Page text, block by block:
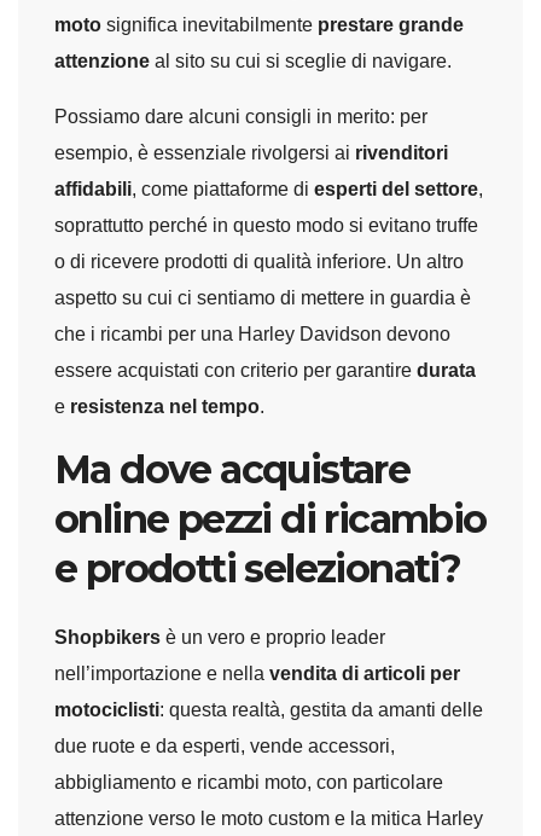
moto significa inevitabilmente prestare grande
attenzione al sito su cui si sceglie di navigare.
Possiamo dare alcuni consigli in merito: per
esempio, è essenziale rivolgersi ai rivenditori
affidabili, come piattaforme di esperti del settore,
soprattutto perché in questo modo si evitano truffe
o di ricevere prodotti di qualità inferiore. Un altro
aspetto su cui ci sentiamo di mettere in guardia è
che i ricambi per una Harley Davidson devono
essere acquistati con criterio per garantire durata
e resistenza nel tempo.
Ma dove acquistare
online pezzi di ricambio
e prodotti selezionati?
Shopbikers è un vero e proprio leader
nell’importazione e nella vendita di articoli per
motociclisti: questa realtà, gestita da amanti delle
due ruote e da esperti, vende accessori,
abbigliamento e ricambi moto, con particolare
attenzione verso le moto custom e la mitica Harley